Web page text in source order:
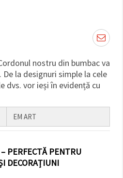
nostru din bumbac va
la designuri simple la cele
dvs. vor ieși în evidență cu
EM ART
PERFECTĂ PENTRU
DECORAȚIUNI